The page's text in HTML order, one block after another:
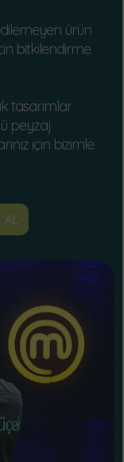
ürün
bitkilendirme
tasarımlar
peyzaj
için bizimle